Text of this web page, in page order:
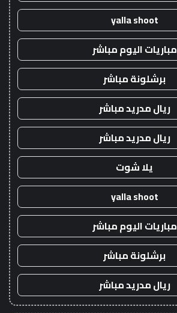
yalla shoot
مباريات اليوم مباشر
برشلونة مباشر
ريال مدريد مباشر
ريال مدريد مباشر
يلا شوت
yalla shoot
مباريات اليوم مباشر
برشلونة مباشر
ريال مدريد مباشر